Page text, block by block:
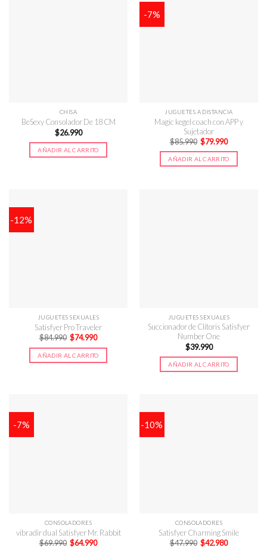
CHISA
BeSexy Consolador De 18 CM
$26.990
AÑADIR AL CARRITO
-7%
JUGUETES A DISTANCIA
Magic kegel coach con APP y
Sujetador
$85.990 El
precio
original
era:
$85.990.
$79.990El
actual
es:
$79.990.
AÑADIR AL CARRITO
-12%
JUGUETES SEXUALES
Satisfyer Pro Traveler
$84.990 El
precio
original
era:
$84.990.
$74.990El
actual
es:
$74.990.
AÑADIR AL CARRITO
JUGUETES SEXUALES
Succionador de Clítoris Satisfyer
Number One
$39.990
AÑADIR AL CARRITO
-7%
CONSOLADORES
vibradir dual Satisfyer Mr. Rabbit
$69.990 El
$64.990El
-10%
CONSOLADORES
Satisfyer Charming Smile
$47.990 El
$42.980El